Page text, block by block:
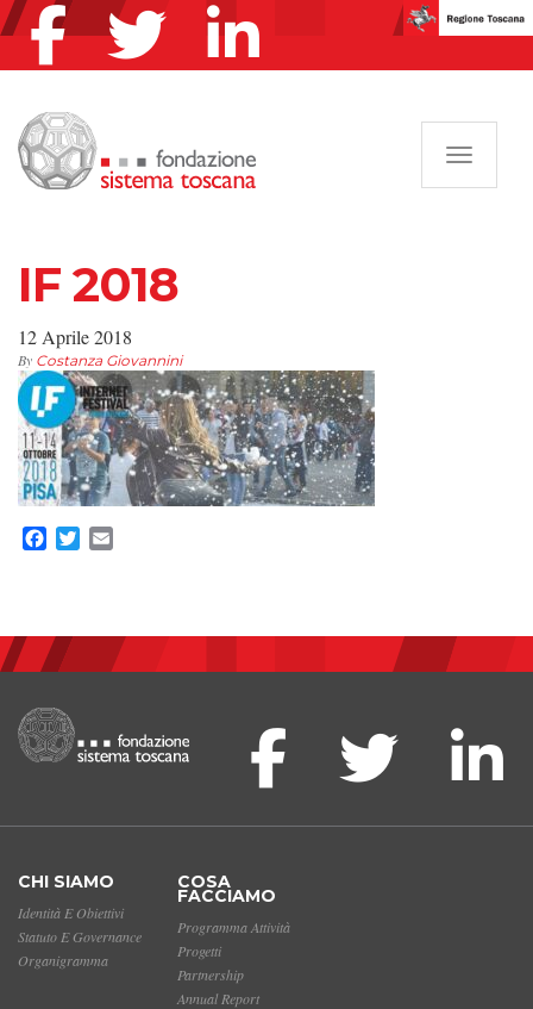
IF 2018
12 Aprile 2018
By Costanza Giovannini
Facebook
Twitter
CHI SIAMO
Identità E Obiettivi
Statuto E Governance
Organigramma
COSA
FACCIAMO
Programma Attività
Progetti
Partnership
Annual Report